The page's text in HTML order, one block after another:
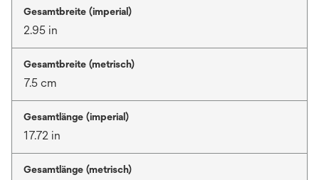
Gesamtbreite (imperial)
2.95 in
Gesamtbreite (metrisch)
7.5 cm
Gesamtlänge (imperial)
17.72 in
Gesamtlänge (metrisch)